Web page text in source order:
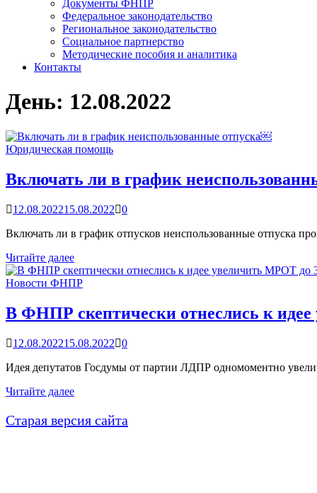
Документы ФНПР
Федеральное законодательство
Региональное законодательство
Социальное партнерство
Методические пособия и аналитика
Контакты
День: 12.08.2022
Юридическая помощь
Включать ли в график
12.08.202215.08.2022
0
Включать ли в график отпусков неиспользованные отпуска
Включать
ли
в
неиспользованные
отпуска
Читайте далее
Новости ФНПР
В ФНПР скептически отнеслись к
12.08.202215.08.2022
0
Идея депутатов Госдумы от партии ЛДПР одномоментно
В
скептически
отнеслись
Читайте далее
Старая версия сайта